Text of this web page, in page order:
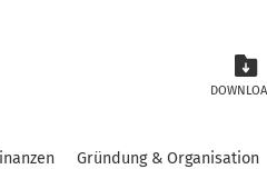
Gründung & Organisation